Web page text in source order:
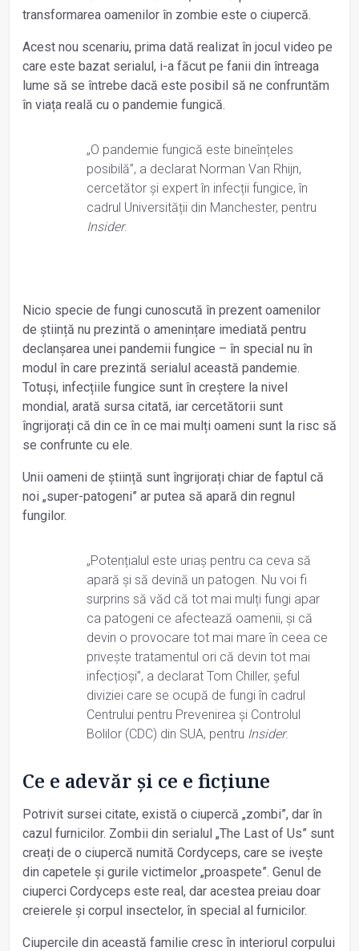
transformarea oamenilor în zombie este o ciupercă.
Acest nou scenariu, prima dată realizat în jocul video pe
care este bazat serialul, i-a făcut pe fanii din întreaga
lume să se întrebe dacă este posibil să ne confruntăm
în viața reală cu o pandemie fungică.
„O pandemie fungică este bineînțeles
posibilă”, a declarat Norman Van Rhijn,
cercetător și expert în infecții fungice, în
cadrul Universității din Manchester, pentru
Insider.
Nicio specie de fungi cunoscută în prezent oamenilor
de știință nu prezintă o amenințare imediată pentru
declanșarea unei pandemii fungice – în special nu în
modul în care prezintă serialul această pandemie.
Totuși, infecțiile fungice sunt în creștere la nivel
mondial, arată sursa citată, iar cercetătorii sunt
îngrijorați că din ce în ce mai mulți oameni sunt la risc să
se confrunte cu ele.
Unii oameni de știință sunt îngrijorați chiar de faptul că
noi „super-patogeni” ar putea să apară din regnul
fungilor.
„Potențialul este uriaș pentru ca ceva să
apară și să devină un patogen. Nu voi fi
surprins să văd că tot mai mulți fungi apar
ca patogeni ce afectează oamenii, și că
devin o provocare tot mai mare în ceea ce
privește tratamentul ori că devin tot mai
infecțioși”, a declarat Tom Chiller, șeful
diviziei care se ocupă de fungi în cadrul
Centrului pentru Prevenirea și Controlul
Bolilor (CDC) din SUA, pentru Insider.
Ce e adevăr și ce e ficțiune
Potrivit sursei citate, există o ciupercă „zombi”, dar în
cazul furnicilor. Zombii din serialul „The Last of Us” sunt
creați de o ciupercă numită Cordyceps, care se ivește
din capetele și gurile victimelor „proaspete”. Genul de
ciuperci Cordyceps este real, dar acestea preiau doar
creierele și corpul insectelor, în special al furnicilor.
Ciupercile din această familie cresc în interiorul corpului